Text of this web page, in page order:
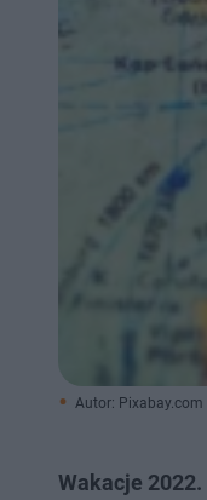
Autor: Pixabay.com
Wakacje 2022.